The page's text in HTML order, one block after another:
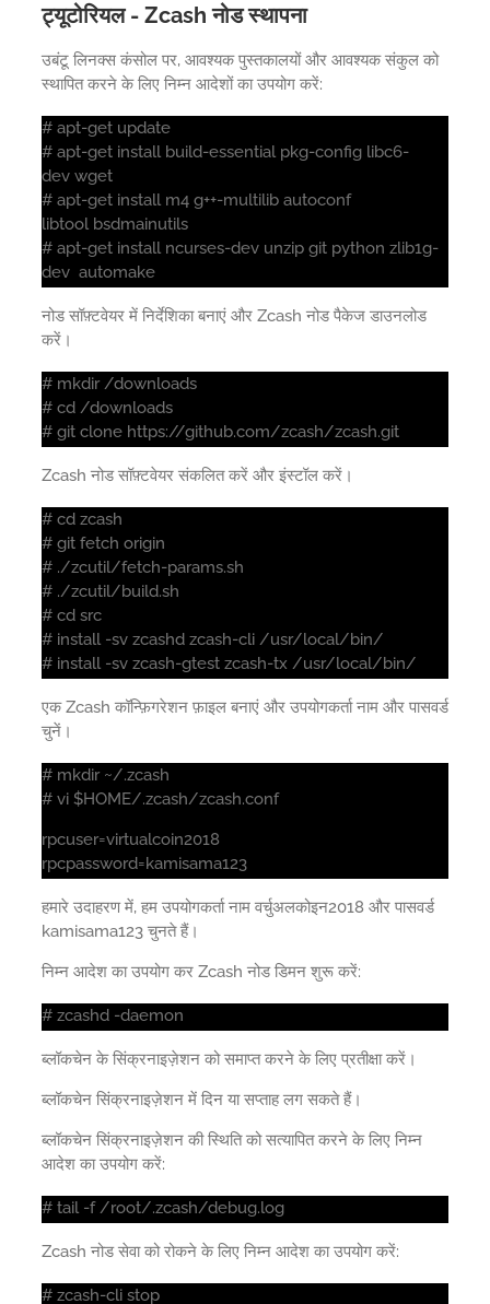
ट्यूटोरियल - Zcash नोड स्थापना
उबंटू लिनक्स कंसोल पर, आवश्यक पुस्तकालयों और आवश्यक संकुल को
स्थापित करने के लिए निम्न आदेशों का उपयोग करें:
# apt-get update
# apt-get install build-essential pkg-config libc6-
dev wget
# apt-get install m4 g++-multilib autoconf
libtool bsdmainutils
# apt-get install ncurses-dev unzip git python zlib1g-
dev automake
नोड सॉफ़्टवेयर में निर्देशिका बनाएं और Zcash नोड पैकेज डाउनलोड
करें।
# mkdir /downloads
# cd /downloads
# git clone https://github.com/zcash/zcash.git
Zcash नोड सॉफ़्टवेयर संकलित करें और इंस्टॉल करें।
# cd zcash
# git fetch origin
# ./zcutil/fetch-params.sh
# ./zcutil/build.sh
# cd src
# install -sv zcashd zcash-cli /usr/local/bin/
# install -sv zcash-gtest zcash-tx /usr/local/bin/
एक Zcash कॉन्फ़िगरेशन फ़ाइल बनाएं और उपयोगकर्ता नाम और पासवर्ड
चुनें।
# mkdir ~/.zcash
# vi $HOME/.zcash/zcash.conf
rpcuser=virtualcoin2018
rpcpassword=kamisama123
हमारे उदाहरण में, हम उपयोगकर्ता नाम वर्चुअलकोइन2018 और पासवर्ड
kamisama123 चुनते हैं।
निम्न आदेश का उपयोग कर Zcash नोड डिमन शुरू करें:
# zcashd -daemon
ब्लॉकचेन के सिंक्रनाइज़ेशन को समाप्त करने के लिए प्रतीक्षा करें।
ब्लॉकचेन सिंक्रनाइज़ेशन में दिन या सप्ताह लग सकते हैं।
ब्लॉकचेन सिंक्रनाइज़ेशन की स्थिति को सत्यापित करने के लिए निम्न
आदेश का उपयोग करें:
# tail -f /root/.zcash/debug.log
Zcash नोड सेवा को रोकने के लिए निम्न आदेश का उपयोग करें:
# zcash-cli stop